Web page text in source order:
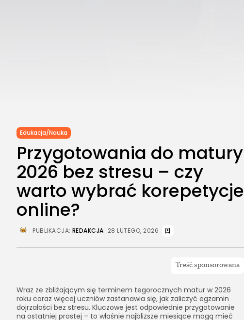
Edukacja/Nauka
Przygotowania do matury
2026 bez stresu – czy
warto wybrać korepetycje
online?
PUBLIKACJA: REDAKCJA 28 LUTEGO, 2026
Wraz ze zbliżającym się terminem tegorocznych matur w 2026
roku coraz więcej uczniów zastanawia się, jak zaliczyć egzamin
dojrzałości bez stresu. Kluczowe jest odpowiednie przygotowanie
na ostatniej prostej – to właśnie najbliższe miesiące mogą mieć